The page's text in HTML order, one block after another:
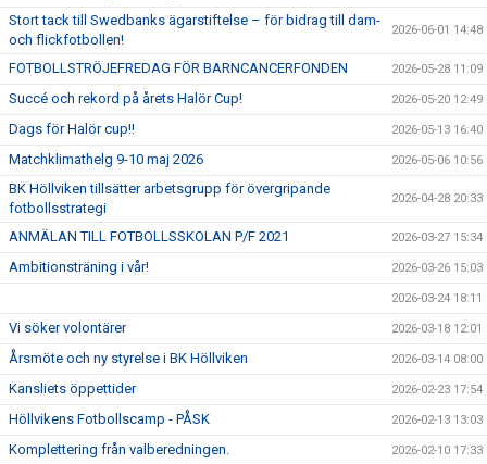
Stort tack till Swedbanks ägarstiftelse – för bidrag till dam-
och flickfotbollen!
2026-06-01 14:48
FOTBOLLSTRÖJEFREDAG FÖR BARNCANCERFONDEN 2026-05-28 11:09
Succé och rekord på årets Halör Cup! 2026-05-20 12:49
Dags för Halör cup!! 2026-05-13 16:40
Matchklimathelg 9-10 maj 2026 2026-05-06 10:56
BK Höllviken tillsätter arbetsgrupp för övergripande
fotbollsstrategi
2026-04-28 20:33
ANMÄLAN TILL FOTBOLLSSKOLAN P/F 2021 2026-03-27 15:34
Ambitionsträning i vår! 2026-03-26 15:03
2026-03-24 18:11
Vi söker volontärer 2026-03-18 12:01
Årsmöte och ny styrelse i BK Höllviken 2026-03-14 08:00
Kansliets öppettider 2026-02-23 17:54
Höllvikens Fotbollscamp - PÅSK 2026-02-13 13:03
Komplettering från valberedningen. 2026-02-10 17:33